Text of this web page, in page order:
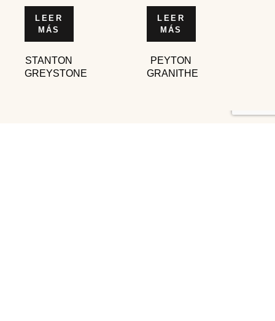
LEER
MÁS
STANTON
GREYSTONE
LEER
MÁS
PEYTON
GRANITHE